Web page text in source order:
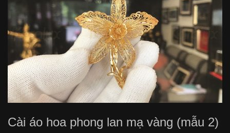
Cài áo hoa phong lan mạ vàng (mẫu 2)